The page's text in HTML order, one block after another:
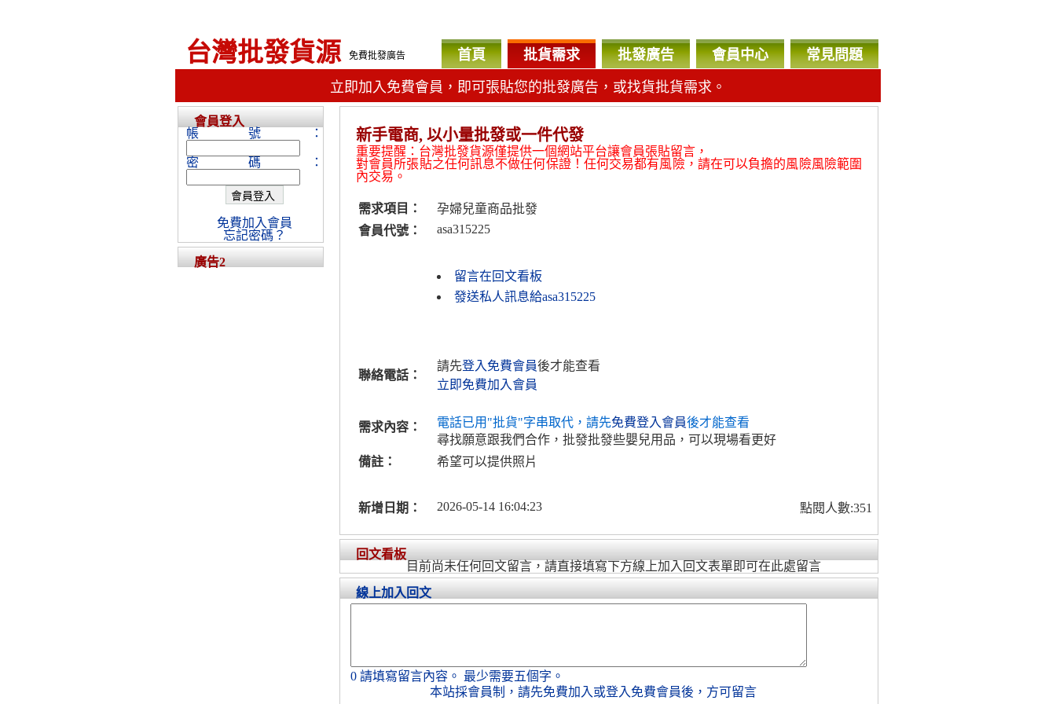
台灣批發貨源 免費批發廣告 首頁 批貨需求 批發廣告 會員中心 常見問題
立即加入免費會員，即可張貼您的批發廣告，或找貨批貨需求。
新手電商, 以小量批發或一件代發
重要提醒：台灣批發貨源僅提供一個網站平台讓會員張貼留言，
對會員所張貼之任何訊息不做任何保證！任何交易都有風險，請在可以負擔的風險風險範圍
內交易。
需求項目：
孕婦兒童商品批發
會員代號：
asa315225
留言在回文看板
發送私人訊息給asa315225
聯絡電話：
請先登入免費會員後才能查看
立即免費加入會員
需求內容： 電話已用"批貨"字串取代，請先免費登入會員後才能查看
尋找願意跟我們合作，批發批發些嬰兒用品，可以現場看更好
備註：
希望可以提供照片
新增日期： 2026-05-14 16:04:23 點閱人數:351
回文看板
目前尚未任何回文留言，請直接填寫下方線上加入回文表單即可在此處留言
線上加入回文
0 請填寫留言內容。 最少需要五個字。
本站採會員制， 請先免費加入 或登入免費會員後，方可留言
會員登入
帳號：
密碼：
免費加入會員
忘記密碼？
廣告2